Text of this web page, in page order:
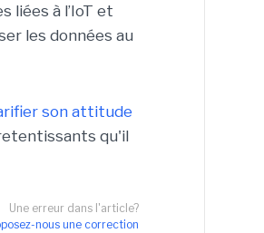
liées à l’IoT et
les données au
son attitude
qu'il
Une erreur dans l'article?
nous une correction